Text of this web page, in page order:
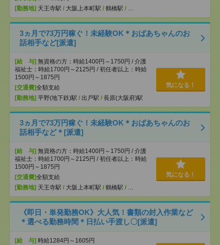
[勤務地] 天王寺駅 / 大阪上本町駅 / 鶴橋駅 / …
3ヵ月で73万円稼ぐ！未経験OK＊おばあちゃんのお
話相手など[派遣]
[給 与] 無資格の方：時給1400円～1750円 / 介護
福祉士：時給1700円～2125円 / 初任者以上：時給
1500円～1875円
[交通費]全額支給
[勤務地] 平野(地下鉄)駅 / 出戸駅 / 長原(大阪府)駅
気になる！
3ヵ月で73万円稼ぐ！未経験OK＊おばあちゃんのお
話相手など＊[派遣]
[給 与] 無資格の方：時給1400円～1750円 / 介護
福祉士：時給1700円～2125円 / 初任者以上：時給
1500円～1875円
[交通費]全額支給
[勤務地] 天王寺駅 / 大阪上本町駅 / 鶴橋駅 / …
気になる！
《即日・単発勤務OK》大人気！書類の封入作業など
＊選べる勤務時間＊日払い手渡し〇[派遣]
[給 与] 時給1284円～1605円